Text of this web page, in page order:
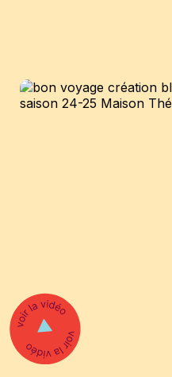
Programmation
Programmation
Nous soutenir
LA GRANDE
Contact